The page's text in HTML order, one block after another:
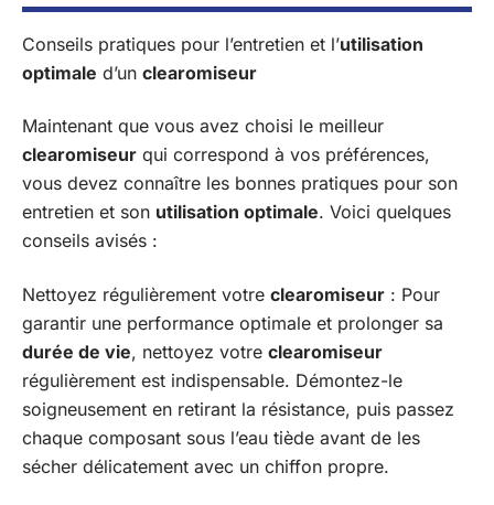
Conseils pratiques pour l’entretien et l’utilisation
optimale d’un clearomiseur
Maintenant que vous avez choisi le meilleur
clearomiseur qui correspond à vos préférences,
vous devez connaître les bonnes pratiques pour son
entretien et son utilisation optimale. Voici quelques
conseils avisés :
Nettoyez régulièrement votre clearomiseur : Pour
garantir une performance optimale et prolonger sa
durée de vie, nettoyez votre clearomiseur
régulièrement est indispensable. Démontez-le
soigneusement en retirant la résistance, puis passez
chaque composant sous l’eau tiède avant de les
sécher délicatement avec un chiffon propre.